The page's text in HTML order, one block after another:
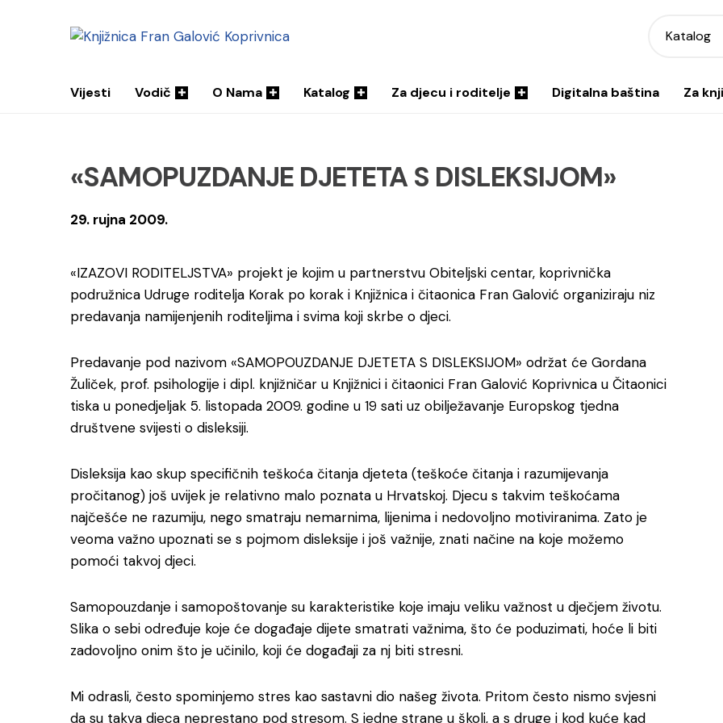
Katalog
Vijesti Vodič O Nama Katalog Za djecu i roditelje Digitalna baština Za
«SAMOPUZDANJE DJETETA S DISLEKSIJOM»
29. rujna 2009.
«IZAZOVI RODITELJSTVA» projekt je kojim u partnerstvu Obiteljski centar, koprivnička
podružnica Udruge roditelja Korak po korak i Knjižnica i čitaonica Fran Galović organiziraju niz
predavanja namijenjenih roditeljima i svima koji skrbe o djeci.
Predavanje pod nazivom «SAMOPOUZDANJE DJETETA S DISLEKSIJOM» održat će Gordana
Žuliček, prof. psihologije i dipl. knjižničar u Knjižnici i čitaonici Fran Galović Koprivnica u Čitaonici
tiska u ponedjeljak 5. listopada 2009. godine u 19 sati uz obilježavanje Europskog tjedna
društvene svijesti o disleksiji.
Disleksija kao skup specifičnih teškoća čitanja djeteta (teškoće čitanja i razumijevanja
pročitanog) još uvijek je relativno malo poznata u Hrvatskoj. Djecu s takvim teškoćama
najčešće ne razumiju, nego smatraju nemarnima, lijenima i nedovoljno motiviranima. Zato je
veoma važno upoznati se s pojmom disleksije i još važnije, znati načine na koje možemo
pomoći takvoj djeci.
Samopouzdanje i samopoštovanje su karakteristike koje imaju veliku važnost u dječjem životu.
Slika o sebi određuje koje će događaje dijete smatrati važnima, što će poduzimati, hoće li biti
zadovoljno onim što je učinilo, koji će događaji za nj biti stresni.
Mi odrasli, često spominjemo stres kao sastavni dio našeg života. Pritom često nismo svjesni
da su takva djeca neprestano pod stresom. S jedne strane u školi, a s druge i kod kuće kad